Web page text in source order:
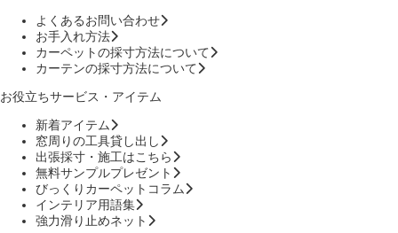
よくあるお問い合わせ
お手入れ方法
カーペットの採寸方法について
カーテンの採寸方法について
お役立ちサービス・アイテム
新着アイテム
窓周りの工具貸し出し
出張採寸・施工はこちら
無料サンプルプレゼント
びっくりカーペットコラム
インテリア用語集
強力滑り止めネット